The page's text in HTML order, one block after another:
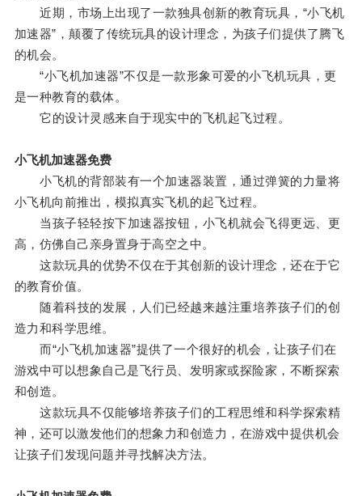
近期，市场上出现了一款独具创新的教育玩具，“小飞机
加速器”，颠覆了传统玩具的设计理念，为孩子们提供了腾飞
的机会。
“小飞机加速器”不仅是一款形象可爱的小飞机玩具，更
是一种教育的载体。
它的设计灵感来自于现实中的飞机起飞过程。
小飞机加速器免费
小飞机的背部装有一个加速器装置，通过弹簧的力量将
小飞机向前推出，模拟真实飞机的起飞过程。
当孩子轻轻按下加速器按钮，小飞机就会飞得更远、更
高，仿佛自己亲身置身于高空之中。
这款玩具的优势不仅在于其创新的设计理念，还在于它
的教育价值。
随着科技的发展，人们已经越来越注重培养孩子们的创
造力和科学思维。
而“小飞机加速器”提供了一个很好的机会，让孩子们在
游戏中可以想象自己是飞行员、发明家或探险家，不断探索
和创造。
这款玩具不仅能够培养孩子们的工程思维和科学探索精
神，还可以激发他们的想象力和创造力，在游戏中提供机会
让孩子们发现问题并寻找解决方法。